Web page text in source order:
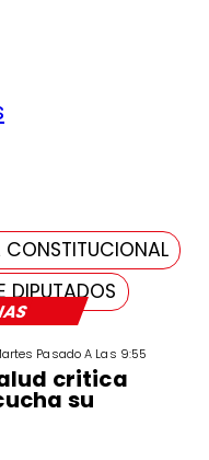
Pasado A Las 9:55
critica
su
CONSTITUCIONAL
DIPUTADOS